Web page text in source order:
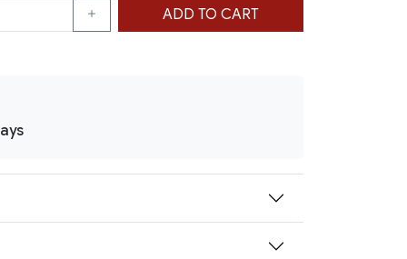
ADD TO CART